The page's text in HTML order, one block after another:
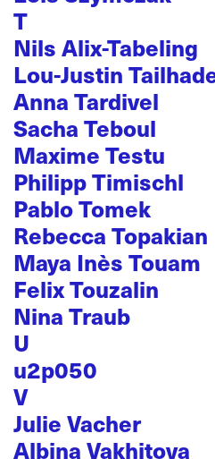
T
Nils Alix-Tabeling
Lou-Justin
Anna Tardivel
Sacha Teboul
Maxime Testu
Philipp Timischl
Pablo Tomek
Rebecca Topakian
Maya Inès Touam
Felix Touzalin
Nina Traub
U
u2p050
V
Julie Vacher
Albina Vakhitova